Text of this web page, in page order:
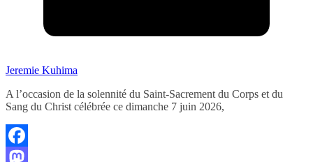
Jeremie Kuhima
A l’occasion de la solennité du Saint-Sacrement du Corps et du
Sang du Christ célébrée ce dimanche 7 juin 2026,
Facebook